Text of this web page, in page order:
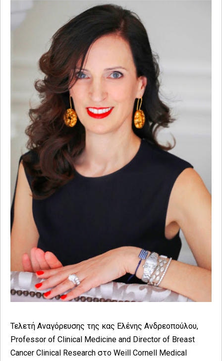
Τελετή Αναγόρευσης της κας Ελένης Ανδρεοπούλου,
Professor of Clinical Medicine and Director of Breast
Cancer Clinical Research στο Weill Cornell Medical